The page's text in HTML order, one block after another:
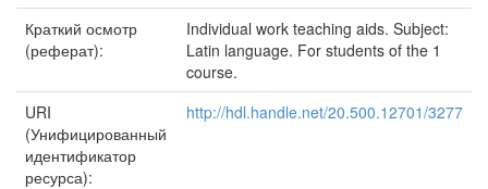
Краткий осмотр
(реферат):
Individual work teaching aids. Subject:
Latin language. For students of the 1
course.
URI
(Унифицированный
идентификатор
ресурса):
http://hdl.handle.net/20.500.12701/3277